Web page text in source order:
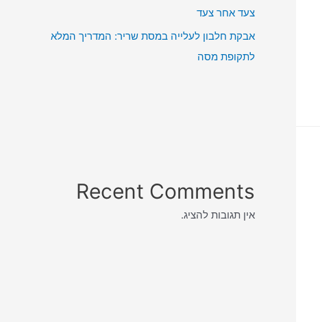
צעד אחר צעד
אבקת חלבון לעלייה במסת שריר: המדריך המלא
לתקופת מסה
Recent Comments
אין תגובות להציג.